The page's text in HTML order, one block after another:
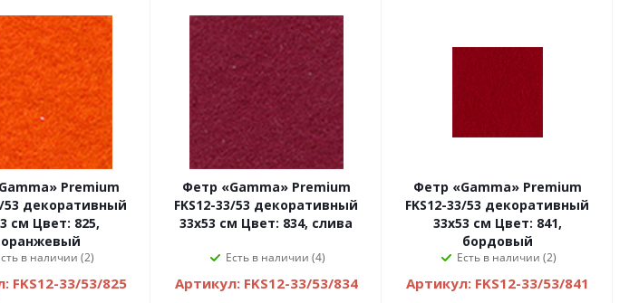
Premium
53 декоративный
см Цвет: 825,
в наличии (2)
FKS12-33/53/825
Фетр «Gamma» Premium
FKS12-33/53 декоративный
33х53 см Цвет: 834, слива
Есть в наличии (4)
Артикул: FKS12-33/53/834
Фетр «Gamma» Premium
FKS12-33/53 декоративный
33х53 см Цвет: 841,
бордовый
Есть в наличии (2)
Артикул: FKS12-33/53/841